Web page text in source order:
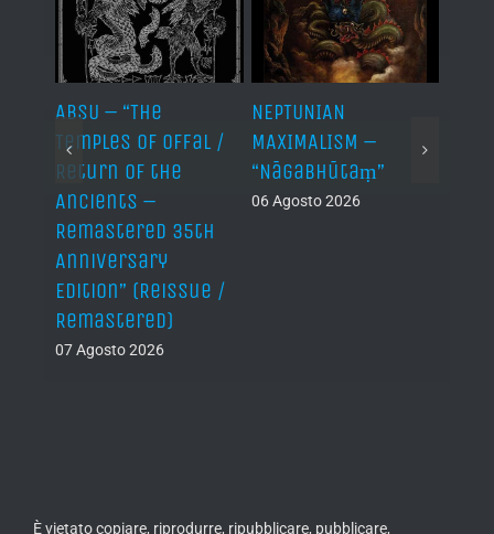
ABSU – “The
Temples of Offal /
Return of the
Ancients –
Remastered 35th
Anniversary
Edition” (Reissue /
Remastered)
07 Agosto 2026
NEPTUNIAN
MAXIMALISM –
“Nāgabhūtaṃ”
06 Agosto 2026
È vietato copiare, riprodurre, ripubblicare, pubblicare,